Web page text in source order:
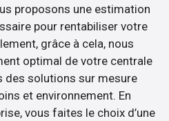
proposons une estimation
pour rentabiliser votre
grâce à cela, nous
optimal de votre centrale
solutions sur mesure
et environnement. En
vous faites le choix d’une